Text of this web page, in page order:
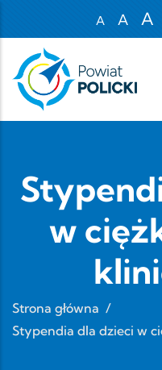
A
Set font
A
A
w
Strona główna /
Stypendia dla dzieci w